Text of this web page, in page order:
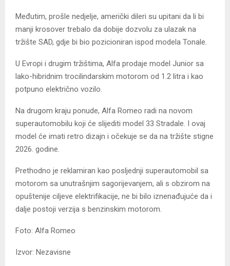
Međutim, prošle nedjelje, američki dileri su upitani da li bi
manji krosover trebalo da dobije dozvolu za ulazak na
tržište SAD, gdje bi bio pozicioniran ispod modela Tonale.
U Evropi i drugim tržištima, Alfa prodaje model Junior sa
lako-hibridnim trocilindarskim motorom od 1.2 litra i kao
potpuno električno vozilo.
Na drugom kraju ponude, Alfa Romeo radi na novom
superautomobilu koji će slijediti model 33 Stradale. I ovaj
model će imati retro dizajn i očekuje se da na tržište stigne
2026. godine.
Prethodno je reklamiran kao posljednji superautomobil sa
motorom sa unutrašnjim sagorijevanjem, ali s obzirom na
opuštenije ciljeve elektrifikacije, ne bi bilo iznenađujuće da i
dalje postoji verzija s benzinskim motorom.
Foto: Alfa Romeo
Izvor: Nezavisne